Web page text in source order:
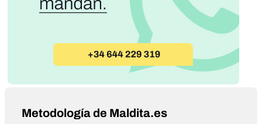
Metodología de Maldita.es